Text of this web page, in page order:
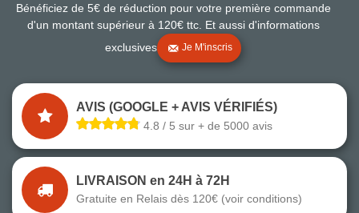
Bénéficiez de 5€ de réduction pour votre première commande
d'un montant supérieur à 120€ ttc. Et aussi d'informations
exclusives
Je M'inscris
AVIS (GOOGLE + AVIS VÉRIFIÉS)
4.8 / 5 sur + de 5000 avis
LIVRAISON en 24H à 72H
Gratuite en Relais dès 120€ (voir conditions)